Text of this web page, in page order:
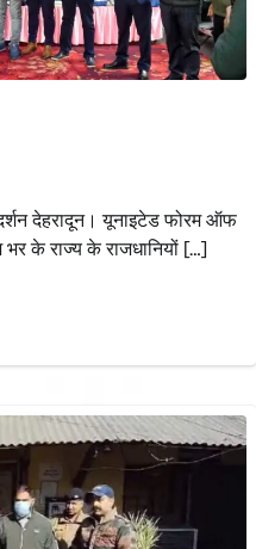
देहरादून। यूनाइटेड फोरम ऑफ
के राज्य के राजधानियों […]